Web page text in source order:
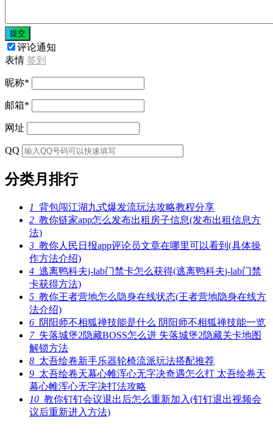
提交
评论通知
表情 签到
昵称*
邮箱*
网址
QQ
分类月排行
1 背包闯江湖九式爆发流玩法攻略教程分享
2 教你链家app怎么发布出租房子信息(发布出租信息方
法)
3 教你人民日报app评论员文章在哪里可以看到(具体操
作方法介绍)
4 逃离鸭科夫j-lab门禁卡怎么获得(逃离鸭科夫j-lab门禁
卡获得方法)
5 教你王者营地怎么隐身在线状态(王者营地隐身在线方
法介绍)
6 阴阳师不相狐禅技能是什么 阴阳师不相狐禅技能一览
7失落城堡2隐藏BOSS怎么进 失落城堡2隐藏关卡地图
解锁方法
8 太吾绘卷新手乐器轮椅流派玩法搭配推荐
9 太吾绘卷天幕心帷浑心无字决奇遇怎么打 太吾绘卷天
幕心帷浑心无字决打法攻略
10 教你钉钉会议退出后怎么重新加入(钉钉退出视频会
议后重新进入方法)